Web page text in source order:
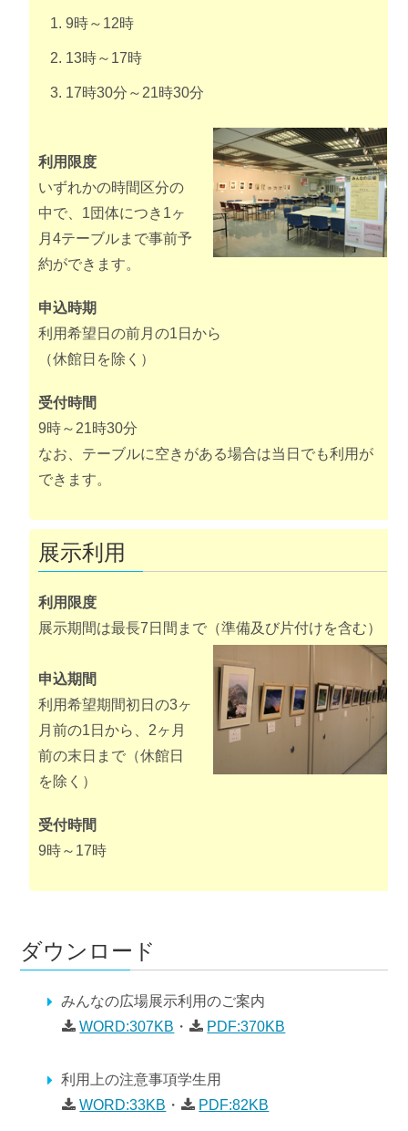
9時～12時
13時～17時
17時30分～21時30分
利用限度
いずれかの時間区分の
中で、1団体につき1ヶ
月4テーブルまで事前予
約ができます。
申込時期
利用希望日の前月の1日から
（休館日を除く）
受付時間
9時～21時30分
なお、テーブルに空きがある場合は当日でも利用が
できます。
展示利用
利用限度
展示期間は最長7日間まで（準備及び片付けを含む）
申込期間
利用希望期間初日の3ヶ
月前の1日から、2ヶ月
前の末日まで（休館日
を除く）
受付時間
9時～17時
ダウンロード
みんなの広場展示利用のご案内
WORD:307KB ・ PDF:370KB
利用上の注意事項学生用
WORD:33KB ・ PDF:82KB